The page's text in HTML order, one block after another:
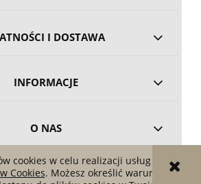
cookies w celu realizacji usług i
Cookies. Możesz określić warunki
I DOSTAWA
INFORMACJE
O NAS
PEŁNĄ WERSJĘ STRONY